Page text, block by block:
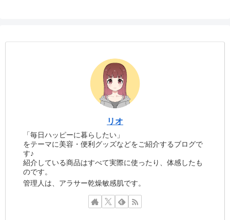
リオ
「毎日ハッピーに暮らしたい」
をテーマに美容・便利グッズなどをご紹介するブログで
す♪
紹介している商品はすべて実際に使ったり、体感したも
のです。
管理人は、アラサー乾燥敏感肌です。